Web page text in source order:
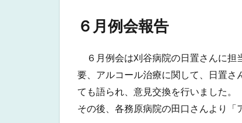
６月例会報告
６月例会は刈谷病院の日置さんに担
要、アルコール治療に関して、日置
ても語られ、意見交換を行いました。
その後、各務原病院の田口さんより「